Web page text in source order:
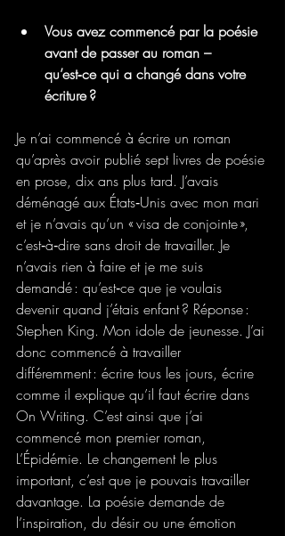
Vous avez commencé par la poésie
avant de passer au roman –
qu’est‑ce qui a changé dans votre
écriture ?
Je n’ai commencé à écrire un roman
qu’après avoir publié sept livres de poésie
en prose, dix ans plus tard. J’avais
déménagé aux États‑Unis avec mon mari
et je n’avais qu’un « visa de conjointe »,
c’est‑à‑dire sans droit de travailler. Je
n’avais rien à faire et je me suis
demandé : qu’est‑ce que je voulais
devenir quand j’étais enfant ? Réponse :
Stephen King. Mon idole de jeunesse. J’ai
donc commencé à travailler
différemment : écrire tous les jours, écrire
comme il explique qu’il faut écrire dans
On Writing. C’est ainsi que j’ai
commencé mon premier roman,
L’Épidémie. Le changement le plus
important, c’est que je pouvais travailler
davantage. La poésie demande de
l’inspiration, du désir ou une émotion